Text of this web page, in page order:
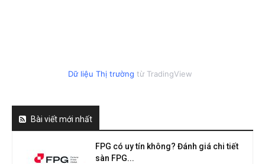
Dữ liệu Thị trường từ TradingView
Bài viết mới nhất
FPG có uy tín không? Đánh giá chi tiết
sàn FPG...